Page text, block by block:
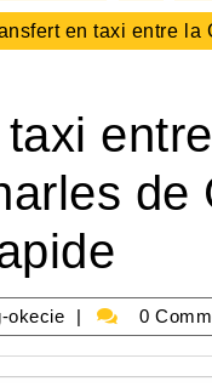
en taxi entre la
okecie
parking-
okecie
0